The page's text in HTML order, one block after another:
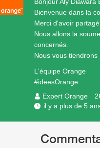
Bienvenue dans la
Merci d'avoir
Nous allons la
concernés.
Nous vous tiendrons
L'équipe Orange
#ideesOrange
Expert Orange
il y a plus de 5